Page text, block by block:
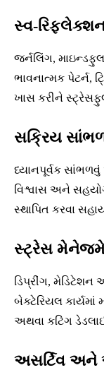
સ્વ-
જર્નલિંગ,
ભાવનાત્મક પેટર્ન,
ખાસ કરીને
સક્રિય
ધ્યાનપૂર્વક
વિશ્વાસ અને
સ્થાપિત કરવા
સ્ટ્રેસ
ડિપ્રીંગ, મેડિટેશન
બેક્ટેરિયલ
અથવા કટિંગ
અસર્ટિવ અને